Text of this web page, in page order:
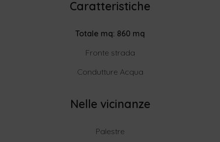
Caratteristiche
Totale mq: 860 mq
Fronte strada
Condutture Acqua
Nelle vicinanze
Palestre